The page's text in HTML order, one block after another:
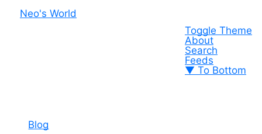
Neo's World
Toggle Theme
About
Search
Feeds
▼ To Bottom
Blog